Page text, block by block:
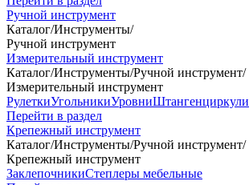
Ручной инструмент
Каталог/Инструменты/
Ручной инструмент
Измерительный инструмент
Каталог/Инструменты/Ручной инструмент/
Измерительный инструмент
РулеткиУгольникиУровниШтангенциркули
Перейти в раздел
Крепежный инструмент
Каталог/Инструменты/Ручной инструмент/
Крепежный инструмент
ЗаклепочникиСтеплеры мебельные